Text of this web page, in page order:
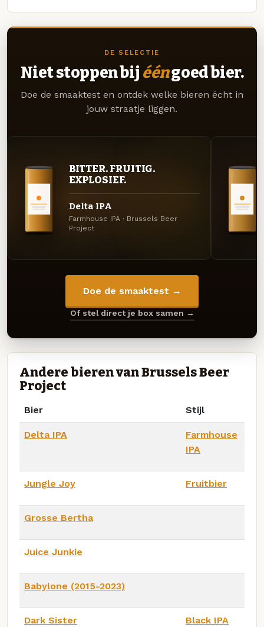
DE SELECTIE
Niet stoppen bij ééngoed bier.
Doe de smaaktest en ontdek welke bieren écht in
jouw straatje liggen.
BITTER. FRUITIG.
EXPLOSIEF.
Delta IPA
Farmhouse IPA · Brussels Beer
Project
Doe de smaaktest →
Of stel direct je box samen →
Andere bieren van Brussels Beer
Project
Bier Stijl
Delta IPA
Farmhouse
IPA
Jungle Joy Fruitbier
Grosse Bertha
Juice Junkie
Babylone (2015-2023)
Dark Sister Black IPA